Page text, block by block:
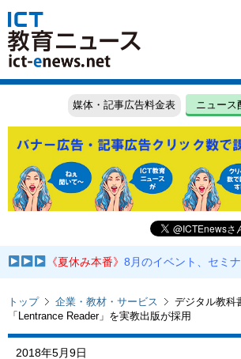
媒体・記事広告料金表 ニュース
《夏休み本番》8月のイベント、セミ
トップ 企業・教材・サービス
デジタル教科
「Lentrance Reader」を実教出版が採用
2018年5月9日